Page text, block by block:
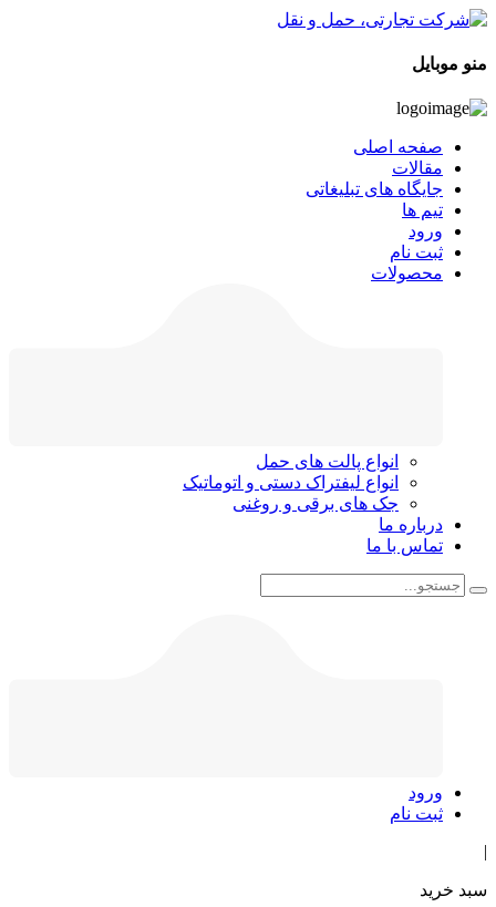
منو موبایل
صفحه اصلی
مقالات
جایگاه های تبلیغاتی
تیم ها
ورود
ثبت نام
محصولات
انواع پالت های حمل
انواع لیفتراک دستی و اتوماتیک
جک های برقی و روغنی
درباره ما
تماس با ما
ورود
ثبت نام
سبد خرید